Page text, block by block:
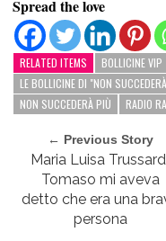
Spread the love
RELATED ITEMS BOLLICINE VIP
LE BOLLICINE DI "NON
NON SUCCEDERÀ PIÙ
RADIO
← Previous Story
Maria Luisa
Tomaso mi aveva
detto che era una
persona